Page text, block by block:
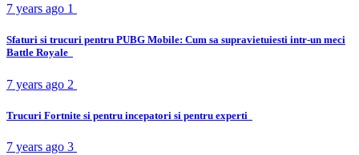
7 years ago 1
Sfaturi si trucuri pentru PUBG Mobile: Cum sa supravietuiesti intr-un meci
Battle Royale
7 years ago 2
Trucuri Fortnite si pentru incepatori si pentru experti
7 years ago 3